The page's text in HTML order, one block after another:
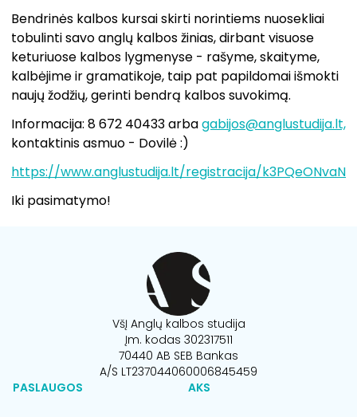
Bendrinės kalbos kursai skirti norintiems nuosekliai
tobulinti savo anglų kalbos žinias, dirbant visuose
keturiuose kalbos lygmenyse - rašyme, skaityme,
kalbėjime ir gramatikoje, taip pat papildomai išmokti
naujų žodžių, gerinti bendrą kalbos suvokimą.
Informacija: 8 672 40433 arbagabijos@anglustudija.lt,
kontaktinis asmuo - Dovilė :)
https://www.anglustudija.lt/registracija/k3PQeONvaN
Iki pasimatymo!
VšĮ Anglų kalbos studija
Įm. kodas 302317511
70440 AB SEB Bankas
A/S LT237044060006845459
PASLAUGOS
AKS